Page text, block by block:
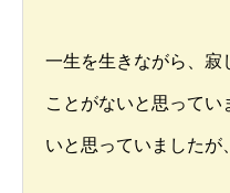
一生を生きながら、寂
ことがないと思って
いと思っていましたが